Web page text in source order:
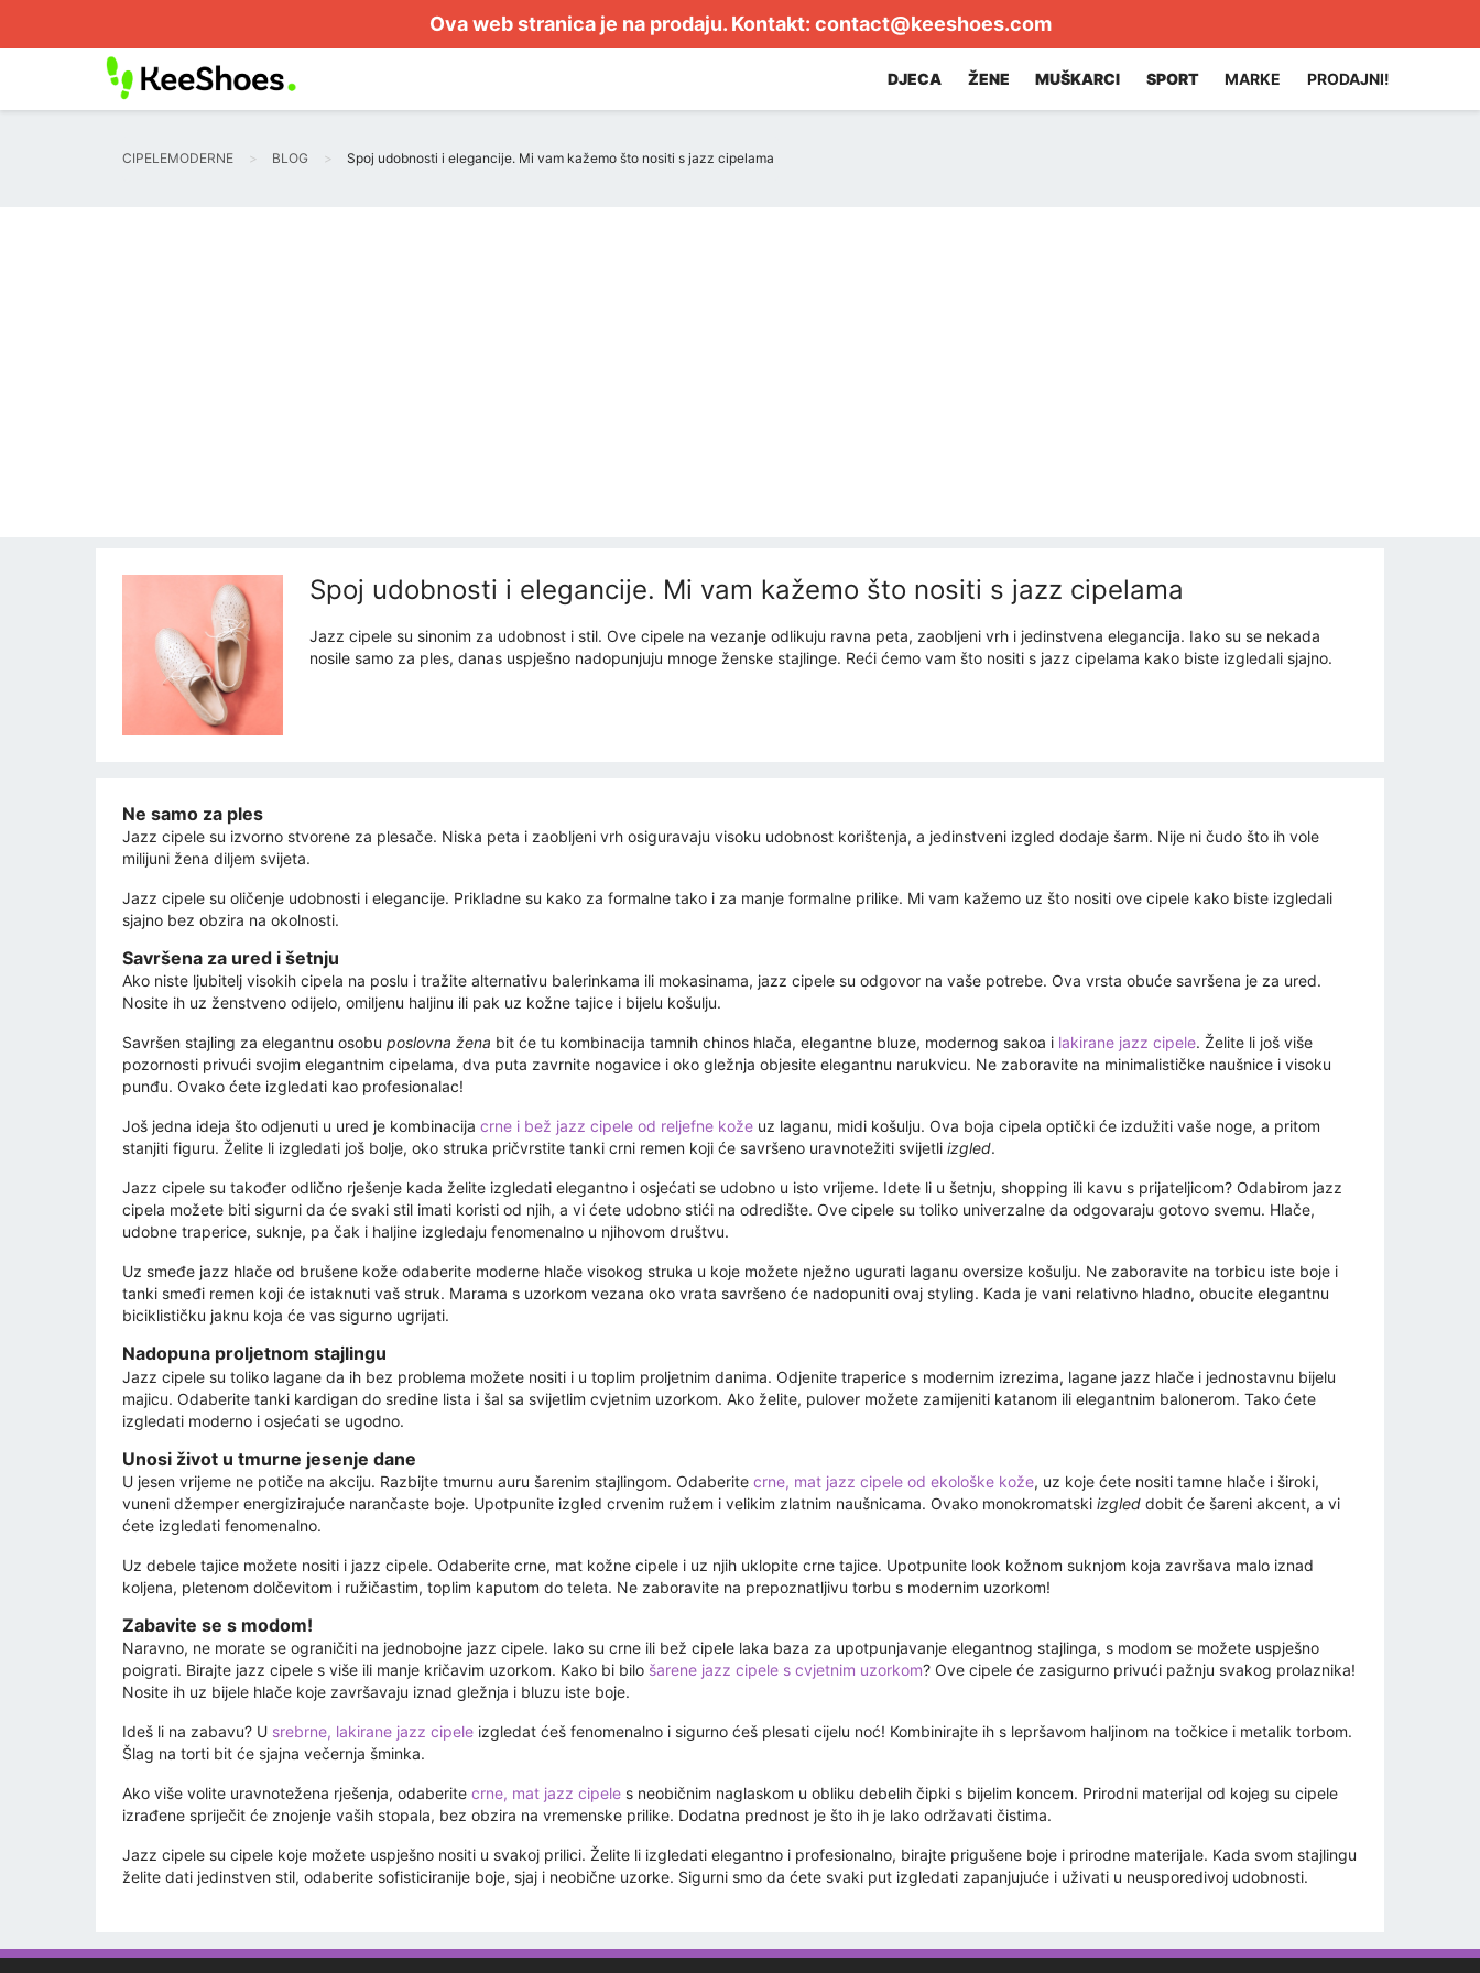
Ova web stranica je na prodaju. Kontakt: contact@keeshoes.com
DJECA ŽENE MUŠKARCI SPORT MARKE PRODAJNI!
CIPELEMODERNE BLOG Spoj udobnosti i elegancije. Mi vam kažemo što nositi s jazz cipelama
Spoj udobnosti i elegancije. Mi vam kažemo što nositi s jazz cipelama
Jazz cipele su sinonim za udobnost i stil. Ove cipele na vezanje odlikuju ravna peta, zaobljeni vrh i jedinstvena elegancija. Iako su se nekada
nosile samo za ples, danas uspješno nadopunjuju mnoge ženske stajlinge. Reći ćemo vam što nositi s jazz cipelama kako biste izgledali sjajno.
Ne samo za ples
Jazz cipele su izvorno stvorene za plesače. Niska peta i zaobljeni vrh osiguravaju visoku udobnost korištenja, a jedinstveni izgled dodaje šarm. Nije ni čudo što ih vole
milijuni žena diljem svijeta.
Jazz cipele su oličenje udobnosti i elegancije. Prikladne su kako za formalne tako i za manje formalne prilike. Mi vam kažemo uz što nositi ove cipele kako biste izgledali
sjajno bez obzira na okolnosti.
Savršena za ured i šetnju
Ako niste ljubitelj visokih cipela na poslu i tražite alternativu balerinkama ili mokasinama, jazz cipele su odgovor na vaše potrebe. Ova vrsta obuće savršena je za ured.
Nosite ih uz ženstveno odijelo, omiljenu haljinu ili pak uz kožne tajice i bijelu košulju.
Savršen stajling za elegantnu osobu poslovna žena bit će tu kombinacija tamnih chinos hlača, elegantne bluze, modernog sakoa i lakirane jazz cipele. Želite li još više
pozornosti privući svojim elegantnim cipelama, dva puta zavrnite nogavice i oko gležnja objesite elegantnu narukvicu. Ne zaboravite na minimalističke naušnice i visoku
punđu. Ovako ćete izgledati kao profesionalac!
Još jedna ideja što odjenuti u ured je kombinacija crne i bež jazz cipele od reljefne kože uz laganu, midi košulju. Ova boja cipela optički će izdužiti vaše noge, a pritom
stanjiti figuru. Želite li izgledati još bolje, oko struka pričvrstite tanki crni remen koji će savršeno uravnotežiti svijetli izgled.
Jazz cipele su također odlično rješenje kada želite izgledati elegantno i osjećati se udobno u isto vrijeme. Idete li u šetnju, shopping ili kavu s prijateljicom? Odabirom jazz
cipela možete biti sigurni da će svaki stil imati koristi od njih, a vi ćete udobno stići na odredište. Ove cipele su toliko univerzalne da odgovaraju gotovo svemu. Hlače,
udobne traperice, suknje, pa čak i haljine izgledaju fenomenalno u njihovom društvu.
Uz smeđe jazz hlače od brušene kože odaberite moderne hlače visokog struka u koje možete nježno ugurati laganu oversize košulju. Ne zaboravite na torbicu iste boje i
tanki smeđi remen koji će istaknuti vaš struk. Marama s uzorkom vezana oko vrata savršeno će nadopuniti ovaj styling. Kada je vani relativno hladno, obucite elegantnu
biciklističku jaknu koja će vas sigurno ugrijati.
Nadopuna proljetnom stajlingu
Jazz cipele su toliko lagane da ih bez problema možete nositi i u toplim proljetnim danima. Odjenite traperice s modernim izrezima, lagane jazz hlače i jednostavnu bijelu
majicu. Odaberite tanki kardigan do sredine lista i šal sa svijetlim cvjetnim uzorkom. Ako želite, pulover možete zamijeniti katanom ili elegantnim balonerom. Tako ćete
izgledati moderno i osjećati se ugodno.
Unosi život u tmurne jesenje dane
U jesen vrijeme ne potiče na akciju. Razbijte tmurnu auru šarenim stajlingom. Odaberite crne, mat jazz cipele od ekološke kože, uz koje ćete nositi tamne hlače i široki,
vuneni džemper energizirajuće narančaste boje. Upotpunite izgled crvenim ružem i velikim zlatnim naušnicama. Ovako monokromatski izgled dobit će šareni akcent, a vi
ćete izgledati fenomenalno.
Uz debele tajice možete nositi i jazz cipele. Odaberite crne, mat kožne cipele i uz njih uklopite crne tajice. Upotpunite look kožnom suknjom koja završava malo iznad
koljena, pletenom dolčevitom i ružičastim, toplim kaputom do teleta. Ne zaboravite na prepoznatljivu torbu s modernim uzorkom!
Zabavite se s modom!
Naravno, ne morate se ograničiti na jednobojne jazz cipele. Iako su crne ili bež cipele laka baza za upotpunjavanje elegantnog stajlinga, s modom se možete uspješno
poigrati. Birajte jazz cipele s više ili manje kričavim uzorkom. Kako bi bilo šarene jazz cipele s cvjetnim uzorkom? Ove cipele će zasigurno privući pažnju svakog prolaznika!
Nosite ih uz bijele hlače koje završavaju iznad gležnja i bluzu iste boje.
Ideš li na zabavu? U srebrne, lakirane jazz cipele izgledat ćeš fenomenalno i sigurno ćeš plesati cijelu noć! Kombinirajte ih s lepršavom haljinom na točkice i metalik torbom.
Šlag na torti bit će sjajna večernja šminka.
Ako više volite uravnotežena rješenja, odaberite crne, mat jazz cipele s neobičnim naglaskom u obliku debelih čipki s bijelim koncem. Prirodni materijal od kojeg su cipele
izrađene spriječit će znojenje vaših stopala, bez obzira na vremenske prilike. Dodatna prednost je što ih je lako održavati čistima.
Jazz cipele su cipele koje možete uspješno nositi u svakoj prilici. Želite li izgledati elegantno i profesionalno, birajte prigušene boje i prirodne materijale. Kada svom stajlingu
želite dati jedinstven stil, odaberite sofisticiranije boje, sjaj i neobične uzorke. Sigurni smo da ćete svaki put izgledati zapanjujuće i uživati ​​u neusporedivoj udobnosti.